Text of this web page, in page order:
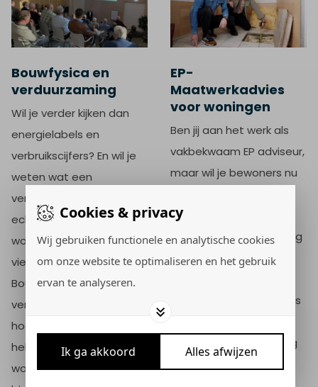
Cookies & privacy
Wij gebruiken functionele en analytische cookies
om onze website te optimaliseren en het gebruik
ervan te analyseren.
Ik ga akkoord Alles afwijzen
Bouwfysica en
verduurzaming
Wil je verder kijken dan
energielabels en
verbruikscijfers? En wil je
weten wat een
verduurzamingsmaatregel
echt doet met een
woning of gebouw? In de
vierdaagse cursus
Bouwfysica en
verduurzaming ontdek je
hoe maatregelen invloed
hebben op het
wooncomfort,
EP-
Maatwerkadvies
voor woningen
Ben jij aan het werk als
vakbekwaam EP adviseur,
maar wil je bewoners nu
hoe zij het energielabel
kunnen verbeteren? Volg
dan de opleiding EP-
woningen. Door de focus
Begun, is deze opleiding